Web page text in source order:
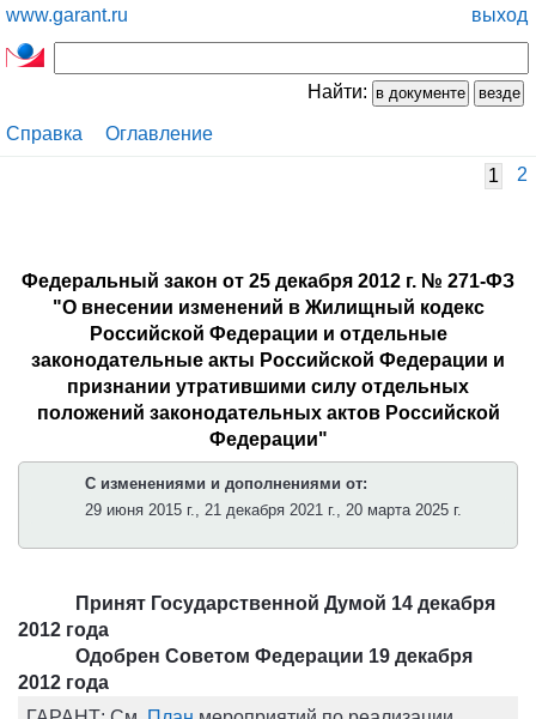
www.garant.ru выход
Найти:
Справка Оглавление
1 2
Федеральный закон от 25 декабря 2012 г. № 271-ФЗ
"О внесении изменений в Жилищный кодекс
Российской Федерации и отдельные
законодательные акты Российской Федерации и
признании утратившими силу отдельных
положений законодательных актов Российской
Федерации"
С изменениями и дополнениями от:
29 июня 2015 г., 21 декабря 2021 г., 20 марта 2025 г.
Принят Государственной Думой 14 декабря
2012 года
Одобрен Советом Федерации 19 декабря
2012 года